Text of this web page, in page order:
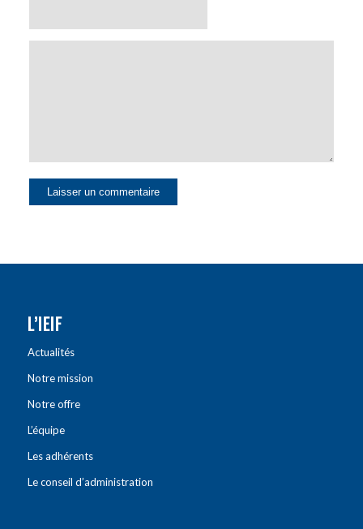
L’IEIF
Actualités
Notre mission
Notre offre
L’équipe
Les adhérents
Le conseil d’administration